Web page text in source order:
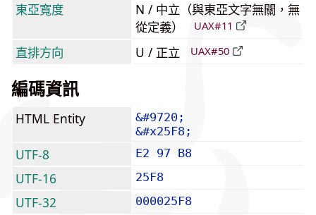
東亞寬度
N / 中立（與東亞文字無關，無
從定義）
UAX#11
直排方向 U / 正立 UAX#50
編碼資訊
HTML Entity
&#9720;
&#x25F8;
UTF-8 E2 97 B8
UTF-16 25F8
UTF-32 000025F8